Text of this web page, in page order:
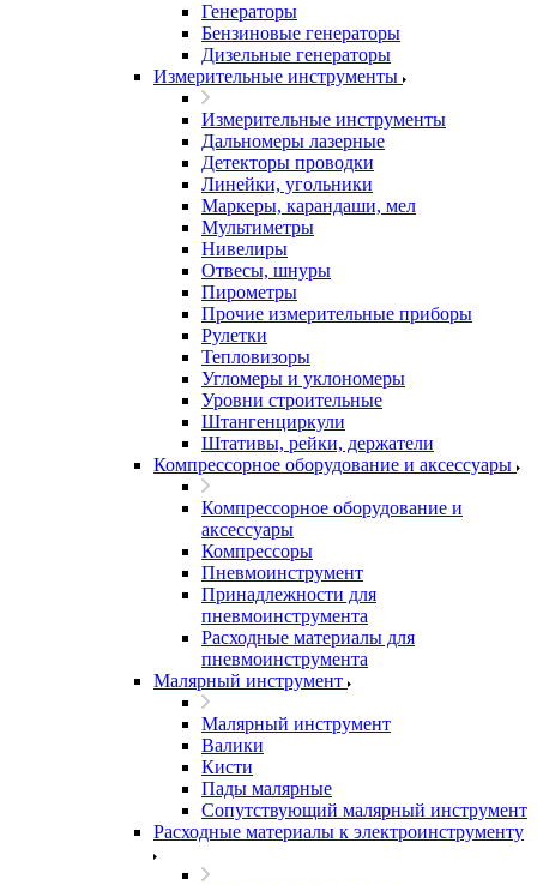
Генераторы
Бензиновые генераторы
Дизельные генераторы
Измерительные инструменты
Измерительные инструменты
Дальномеры лазерные
Детекторы проводки
Линейки, угольники
Маркеры, карандаши, мел
Мультиметры
Нивелиры
Отвесы, шнуры
Пирометры
Прочие измерительные приборы
Рулетки
Тепловизоры
Угломеры и уклономеры
Уровни строительные
Штангенциркули
Штативы, рейки, держатели
Компрессорное оборудование и аксессуары
Компрессорное оборудование и
аксессуары
Компрессоры
Пневмоинструмент
Принадлежности для
пневмоинструмента
Расходные материалы для
пневмоинструмента
Малярный инструмент
Малярный инструмент
Валики
Кисти
Пады малярные
Сопутствующий малярный инструмент
Расходные материалы к электроинструменту